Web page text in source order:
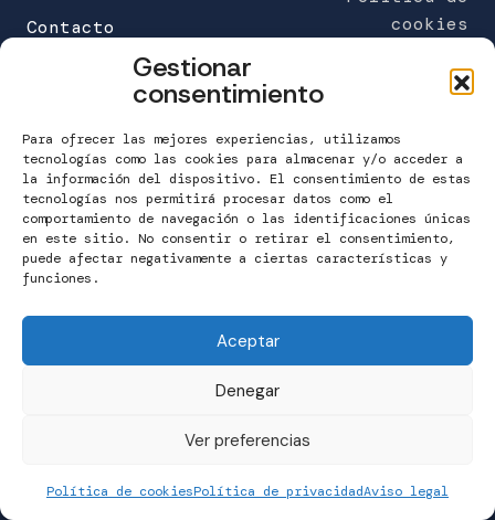
Gestionar
consentimiento
Para ofrecer las mejores experiencias, utilizamos
tecnologías como las cookies para almacenar y/o acceder a
la información del dispositivo. El consentimiento de estas
tecnologías nos permitirá procesar datos como el
comportamiento de navegación o las identificaciones únicas
en este sitio. No consentir o retirar el consentimiento,
puede afectar negativamente a ciertas características y
funciones.
Aceptar
Denegar
Ver preferencias
Política de cookiesPolítica de privacidadAviso legal
Contacto
cookies
FUNDACIÓN MARÍA JOSÉ JOVE (sede)
C/Galileo Galilei 6
Edificio Work Center
A Grela. 15008 A Coruña
T. 981 160 265
info@fundacionmariajosejove.org
Contactar